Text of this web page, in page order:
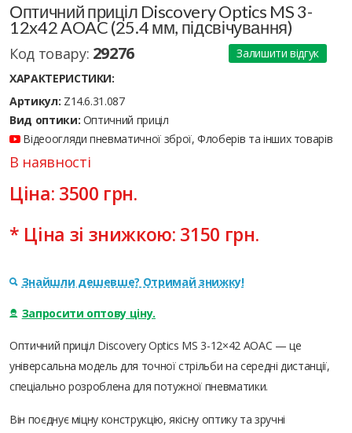
Оптичний приціл Discovery Optics MS 3-
12x42 AOAC (25.4 мм, підсвічування)
Код товару: 29276
Залишити відгук
ХАРАКТЕРИСТИКИ:
Артикул: Z14.6.31.087
Вид оптики: Оптичний приціл
Відеоогляди пневматичної зброї, Флоберів та інших товарів
В наявності
Ціна: 3500 грн.
* Ціна зі знижкою: 3150 грн.
Знайшли дешевше? Отримай знижку!
Запросити оптову ціну.
Оптичний приціл Discovery Optics MS 3-12×42 AOAC — це
універсальна модель для точної стрільби на середні дистанції,
спеціально розроблена для потужної пневматики.
Він поєднує міцну конструкцію, якісну оптику та зручні